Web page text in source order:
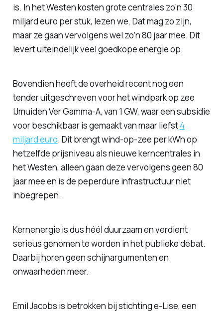
is. In het Westen kosten grote centrales zo’n 30
miljard euro per stuk, lezen we. Dat mag zo zijn,
maar ze gaan vervolgens wel zo’n 80 jaar mee. Dit
levert uiteindelijk veel goedkope energie op.
Bovendien heeft de overheid recent nog een
tender uitgeschreven voor het windpark op zee
IJmuiden Ver Gamma-A, van 1 GW, waar een subsidie
voor beschikbaar is gemaakt van maar liefst4
miljard euro. Dit brengt wind-op-zee per kWh op
hetzelfde prijsniveau als nieuwe kerncentrales in
het Westen, alleen gaan deze vervolgens geen 80
jaar mee en is de peperdure infrastructuur niet
inbegrepen.
Kernenergie is dus héél duurzaam en verdient
serieus genomen te worden in het publieke debat.
Daarbij horen geen schijnargumenten en
onwaarheden meer.
Emil Jacobs is betrokken bij stichting e-Lise, een